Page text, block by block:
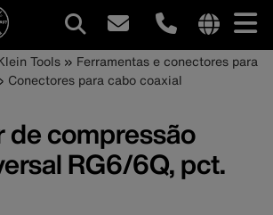
site
Tools
Ferramentas e conectores para
Conectores para cabo coaxial
de compressão
RG6/6Q, pct.